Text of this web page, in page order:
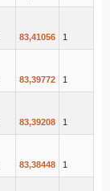
83,41056 1
83,39772 1
83,39208 1
83,38448 1